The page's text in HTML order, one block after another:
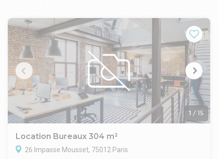
1 / 15
Location Bureaux 304 m²
26 Impasse Mousset, 75012 Paris